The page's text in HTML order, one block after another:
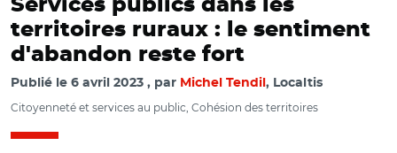
Services publics dans les
territoires ruraux : le sentiment
d'abandon reste fort
Publié le 6 avril 2023 par Michel Tendil , Localtis
Citoyenneté et services au public, Cohésion des territoires